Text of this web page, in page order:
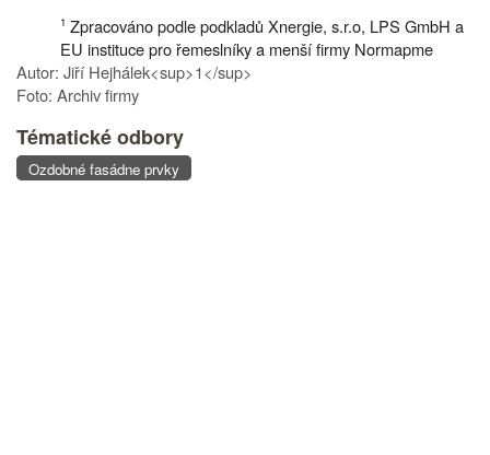
1 Zpracováno podle podkladů Xnergie, s.r.o, LPS GmbH a
EU instituce pro řemeslníky a menší firmy Normapme
Autor: Jiří Hejhálek<sup>1</sup>
Foto: Archiv firmy
Tématické odbory
Ozdobné fasádne prvky